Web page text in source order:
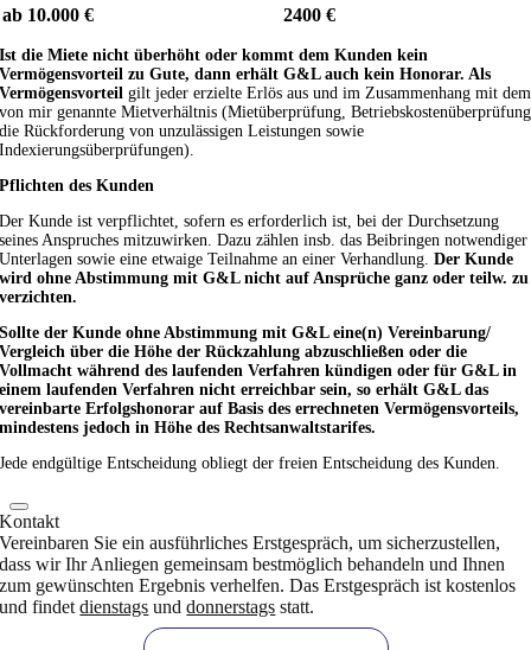
ab 10.000 €
2400 €
Ist die Miete nicht überhöht oder kommt dem Kunden kein
Vermögensvorteil zu Gute, dann erhält G&L auch kein Honorar. Als
Vermögensvorteil gilt jeder erzielte Erlös aus und im Zusammenhang mit dem
von mir genannte Mietverhältnis (Mietüberprüfung, Betriebskostenüberprüfung
die Rückforderung von unzulässigen Leistungen sowie
Indexierungsüberprüfungen).
Pflichten des Kunden
Der Kunde ist verpflichtet, sofern es erforderlich ist, bei der Durchsetzung
seines Anspruches mitzuwirken. Dazu zählen insb. das Beibringen notwendiger
Unterlagen sowie eine etwaige Teilnahme an einer Verhandlung.Der Kunde
wird ohne Abstimmung mit G&L nicht auf Ansprüche ganz oder teilw. zu
verzichten.
Sollte der Kunde ohne Abstimmung mit G&L eine(n) Vereinbarung/
Vergleich über die Höhe der Rückzahlung abzuschließen oder die
Vollmacht während des laufenden Verfahren kündigen oder für G&L in
einem laufenden Verfahren nicht erreichbar sein, so erhält G&L das
vereinbarte Erfolgshonorar auf Basis des errechneten Vermögensvorteils,
mindestens jedoch in Höhe des Rechtsanwaltstarifes.
Jede endgültige Entscheidung obliegt der freien Entscheidung des Kunden.
Kontakt
Vereinbaren Sie ein ausführliches Erstgespräch, um sicherzustellen,
dass wir Ihr Anliegen gemeinsam bestmöglich behandeln und Ihnen
zum gewünschten Ergebnis verhelfen. Das Erstgespräch ist kostenlos
und findetdienstags unddonnerstags statt.